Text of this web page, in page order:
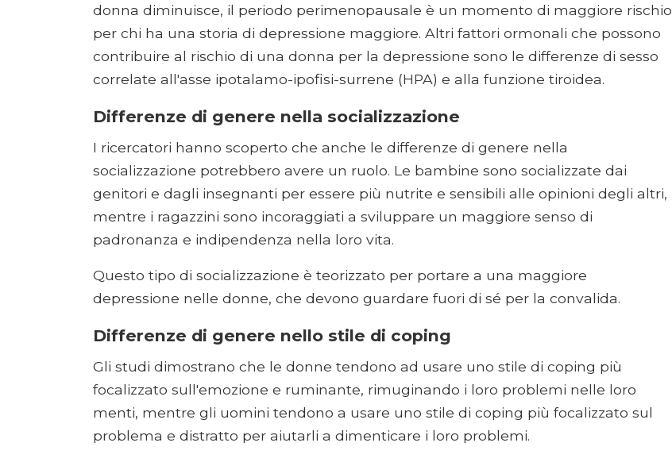
donna diminuisce, il periodo perimenopausale è un momento di maggiore rischio
per chi ha una storia di depressione maggiore. Altri fattori ormonali che possono
contribuire al rischio di una donna per la depressione sono le differenze di sesso
correlate all'asse ipotalamo-ipofisi-surrene (HPA) e alla funzione tiroidea.
Differenze di genere nella socializzazione
I ricercatori hanno scoperto che anche le differenze di genere nella
socializzazione potrebbero avere un ruolo. Le bambine sono socializzate dai
genitori e dagli insegnanti per essere più nutrite e sensibili alle opinioni degli altri,
mentre i ragazzini sono incoraggiati a sviluppare un maggiore senso di
padronanza e indipendenza nella loro vita.
Questo tipo di socializzazione è teorizzato per portare a una maggiore
depressione nelle donne, che devono guardare fuori di sé per la convalida.
Differenze di genere nello stile di coping
Gli studi dimostrano che le donne tendono ad usare uno stile di coping più
focalizzato sull'emozione e ruminante, rimuginando i loro problemi nelle loro
menti, mentre gli uomini tendono a usare uno stile di coping più focalizzato sul
problema e distratto per aiutarli a dimenticare i loro problemi.